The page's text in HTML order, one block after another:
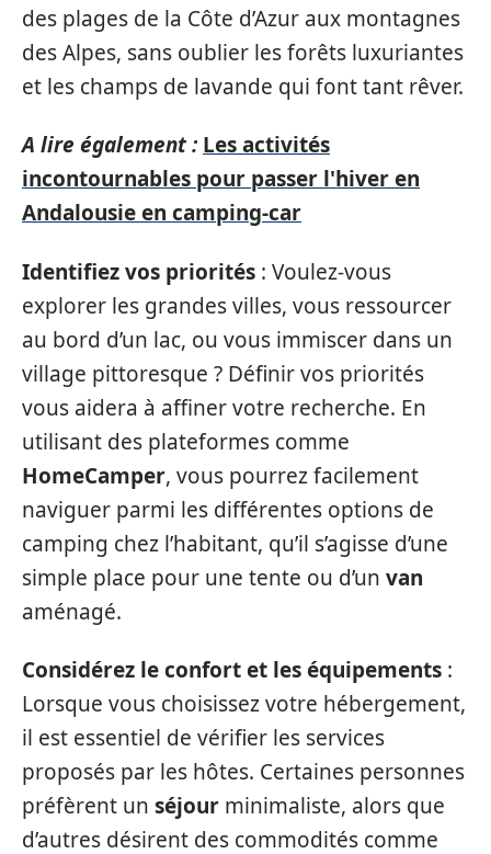
des plages de la Côte d’Azur aux montagnes
des Alpes, sans oublier les forêts luxuriantes
et les champs de lavande qui font tant rêver.
A lire également : Les activités
incontournables pour passer l'hiver en
Andalousie en camping-car
Identifiez vos priorités : Voulez-vous
explorer les grandes villes, vous ressourcer
au bord d’un lac, ou vous immiscer dans un
village pittoresque ? Définir vos priorités
vous aidera à affiner votre recherche. En
utilisant des plateformes comme
HomeCamper, vous pourrez facilement
naviguer parmi les différentes options de
camping chez l’habitant, qu’il s’agisse d’une
simple place pour une tente ou d’un van
aménagé.
Considérez le confort et les équipements :
Lorsque vous choisissez votre hébergement,
il est essentiel de vérifier les services
proposés par les hôtes. Certaines personnes
préfèrent un séjour minimaliste, alors que
d’autres désirent des commodités comme